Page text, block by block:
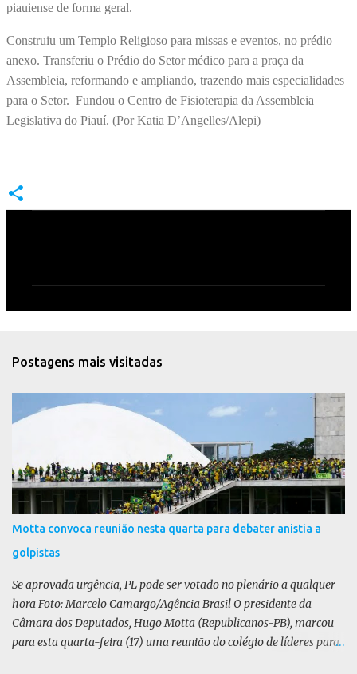
piauiense de forma geral.
Construiu um Templo Religioso para missas e eventos, no prédio
anexo. Transferiu o Prédio do Setor médico para a praça da
Assembleia, reformando e ampliando, trazendo mais especialidades
para o Setor. Fundou o Centro de Fisioterapia da Assembleia
Legislativa do Piauí. (Por Katia D’Angelles/Alepi)
á
r
i
Postagens mais visitadas
Motta convoca reunião nesta quarta para debater anistia a
golpistas
Se aprovada urgência, PL pode ser votado no plenário a qualquer
hora Foto: Marcelo Camargo/Agência Brasil O presidente da
Câmara dos Deputados, Hugo Motta (Republicanos-PB), marcou
para esta quarta-feira (17) uma reunião do colégio de líderes para